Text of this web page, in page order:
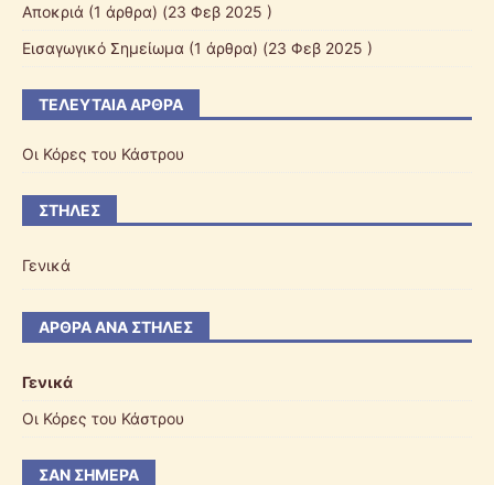
Αποκριά (1 άρθρα) (23 Φεβ 2025 )
Εισαγωγικό Σημείωμα (1 άρθρα) (23 Φεβ 2025 )
ΤΕΛΕΥΤΑΊΑ ΆΡΘΡΑ
Οι Κόρες του Κάστρου
ΣΤΉΛΕΣ
Γενικά
ΆΡΘΡΑ ΑΝΆ ΣΤΉΛΕΣ
Γενικά
Οι Κόρες του Κάστρου
ΣΑΝ ΣΉΜΕΡΑ